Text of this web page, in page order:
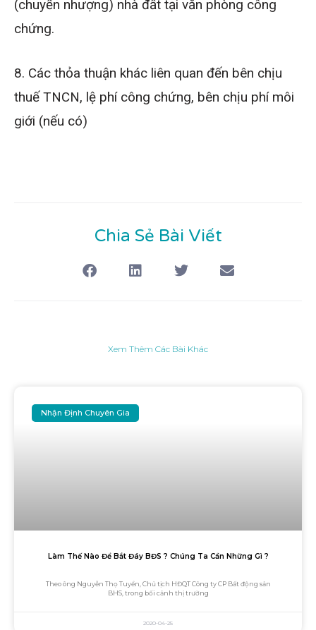
(chuyển nhượng) nhà đất tại văn phòng công
chứng.
8. Các thỏa thuận khác liên quan đến bên chịu
thuế TNCN, lệ phí công chứng, bên chịu phí môi
giới (nếu có)
Chia Sẻ Bài Viết
Xem Thêm Các Bài Khác
Nhận Định Chuyên Gia
Làm Thế Nào Để Bắt Đáy BĐS ? Chúng Ta Cần Những Gì ?
Theo ông Nguyễn Thọ Tuyển, Chủ tịch HĐQT Công ty CP Bất động sản
BHS, trong bối cảnh thị trường
2020-04-25